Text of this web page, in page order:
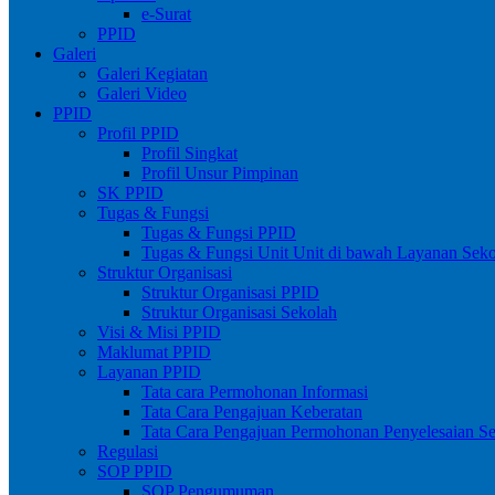
e-Surat
PPID
Galeri
Galeri Kegiatan
Galeri Video
PPID
Profil PPID
Profil Singkat
Profil Unsur Pimpinan
SK PPID
Tugas & Fungsi
Tugas & Fungsi PPID
Tugas & Fungsi Unit Unit di bawah Layanan
Struktur Organisasi
Struktur Organisasi PPID
Struktur Organisasi Sekolah
Visi & Misi PPID
Maklumat PPID
Layanan PPID
Tata cara Permohonan Informasi
Tata Cara Pengajuan Keberatan
Tata Cara Pengajuan Permohonan Penyelesaian
Regulasi
SOP PPID
SOP Pengumuman